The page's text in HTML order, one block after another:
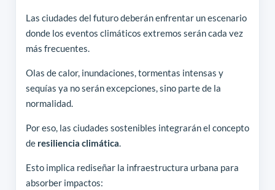
Las ciudades del futuro deberán enfrentar un escenario
donde los eventos climáticos extremos serán cada vez
más frecuentes.
Olas de calor, inundaciones, tormentas intensas y
sequías ya no serán excepciones, sino parte de la
normalidad.
Por eso, las ciudades sostenibles integrarán el concepto
de resiliencia climática
Esto implica rediseñar la infraestructura urbana para
absorber impactos: